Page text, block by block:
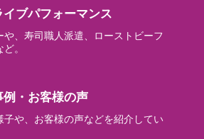
ブパフォーマンス
や、寿司職人派遣、ローストビーフ
。
・お客様の声
子や、お客様の声などを紹介してい